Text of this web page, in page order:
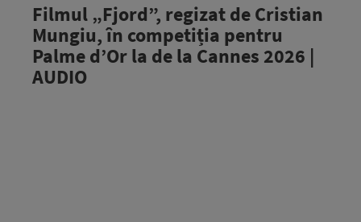
Filmul „Fjord”, regizat de Cristian
Mungiu, în competiția pentru
Palme d’Or la de la Cannes 2026 |
AUDIO